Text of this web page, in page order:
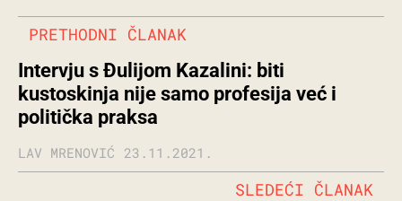
PRETHODNI ČLANAK
Intervju s Đulijom Kazalini: biti
kustoskinja nije samo profesija već i
politička praksa
LAV MRENOVIĆ 23.11.2021.
SLEDEĆI ČLANAK